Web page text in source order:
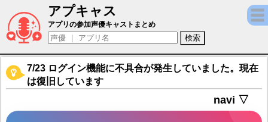
アプキャス
ハナジカ（声優：伊藤昌弘)【フェアリース
アプリの参加声優キャストまとめ
7/23 ログイン機能に不具合が発生していました。現在
は復旧しています
navi ▽